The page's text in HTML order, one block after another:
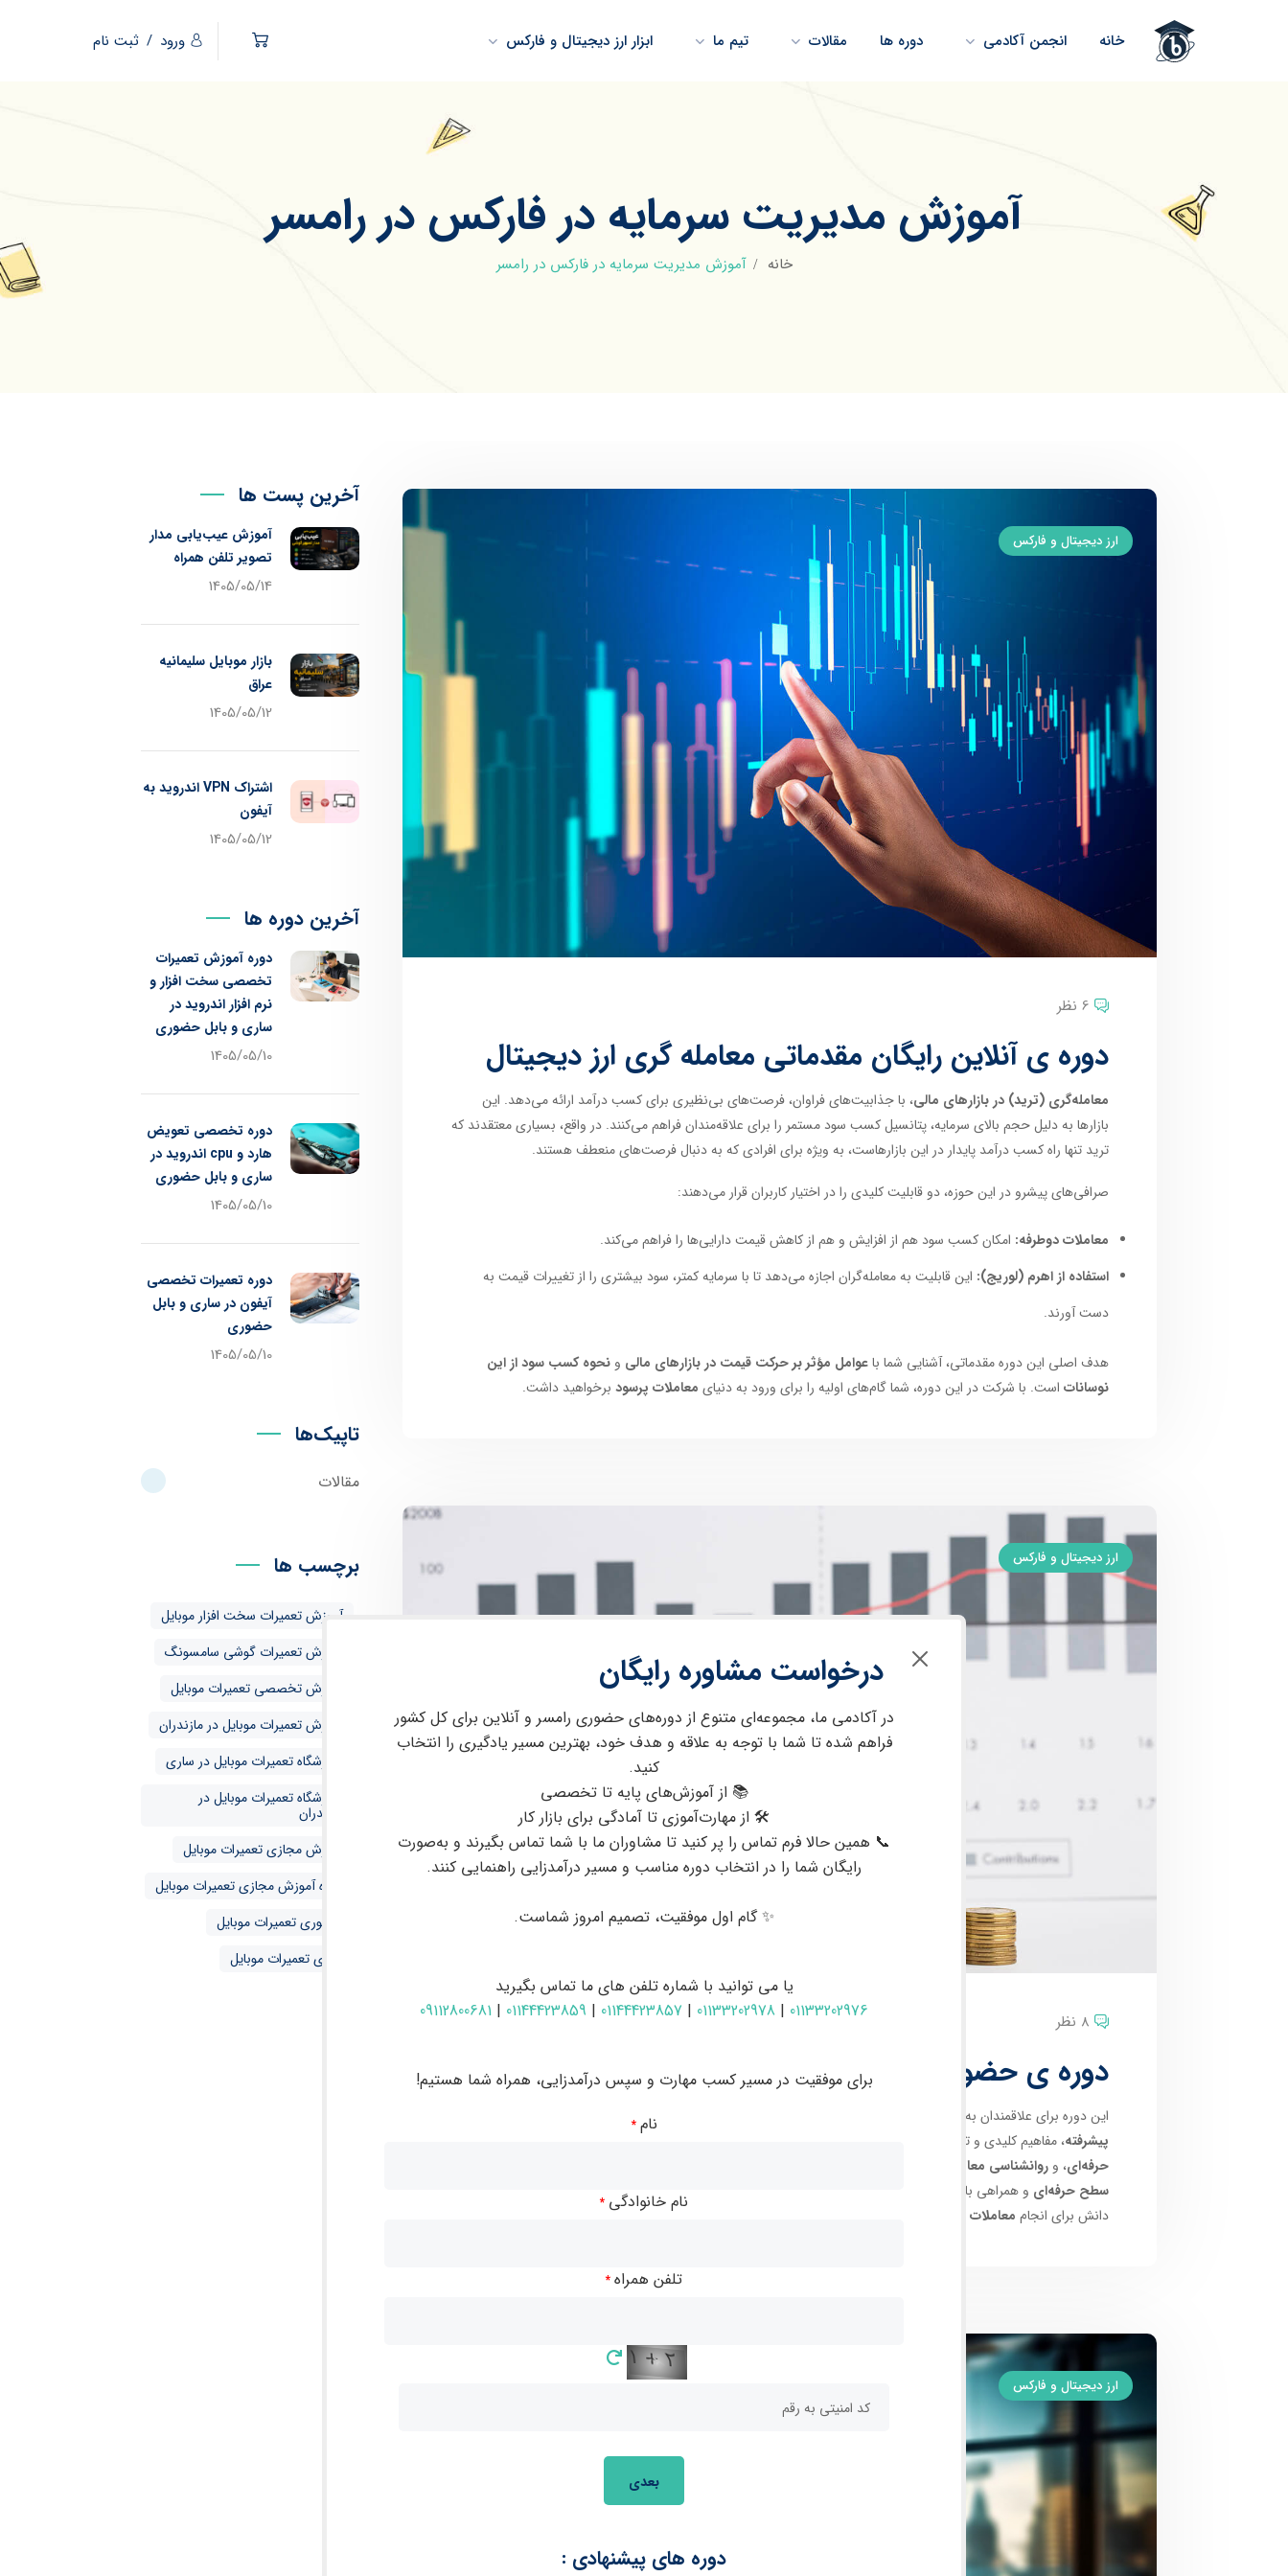
خانه انجمن آکادمی دوره ها مقالات تیم ما ابزار ارز دیجیتال و فارکس ورود / ثبت نام
آموزش مدیریت سرمایه در فارکس در رامسر
خانه آموزش مدیریت سرمایه در فارکس در رامسر
ارز دیجیتال و فارکس
6 نظر
دوره ی آنلاین رایگان مقدماتی معامله گری ارز دیجیتال
معامله‌گری (ترید) در بازارهای مالی، با جذابیت‌های فراوان، فرصت‌های بی‌نظیری برای کسب درآمد ارائه می‌دهد. این
بازارها به دلیل حجم بالای سرمایه، پتانسیل کسب سود مستمر را برای علاقه‌مندان فراهم می‌کنند. در واقع، بسیاری معتقدند که
ترید تنها راه کسب درآمد پایدار در این بازارهاست، به ویژه برای افرادی که به دنبال فرصت‌های منعطف هستند.
صرافی‌های پیشرو در این حوزه، دو قابلیت کلیدی را در اختیار کاربران قرار می‌دهند:
معاملات دوطرفه: امکان کسب سود هم از افزایش و هم از کاهش قیمت دارایی‌ها را فراهم می‌کند.
استفاده از اهرم (لوریج): این قابلیت به معامله‌گران اجازه می‌دهد تا با سرمایه کمتر، سود بیشتری را از تغییرات قیمت به
دست آورند.
هدف اصلی این دوره مقدماتی، آشنایی شما باعوامل مؤثر بر حرکت قیمت در بازارهای مالی و نحوه کسب سود از این
نوسانات است. با شرکت در این دوره، شما گام‌های اولیه را برای ورود به دنیای معاملات پرسود برخواهید داشت.
ارز دیجیتال و فارکس
8 نظر
دوره ی حضوری پیشرفته معامله گری ارز دیجیتال
این دوره برای علاقمندان به فارکس ارائه می‌شود. در این
پیشرفته، مفاهیم کلیدی و تخصصی مانند تحلیل فاندامنتال عمیق
حرفه‌ای، و روانشناسی معاملات
سطح حرفه‌ای و همراهی با برترین‌ها در این عرصه است. در این دوره، تاکید بر تسلط بر مفاهیم پیشرفته
دانش برای انجام معاملات موفقانه و سودآور است تا شما نیز به یک معامله‌گر حرفه‌ای
ارز دیجیتال و فارکس
آخرین پست ها
آموزش عیب‌یابی مدار
تصویر تلفن همراه
1405/05/14
بازار موبایل سلیمانیه
عراق
1405/05/12
اشتراک VPN اندروید به
آیفون
1405/05/12
آخرین دوره ها
دوره آموزش تعمیرات
تخصصی سخت افزار و
نرم افزار اندروید در
ساری و بابل حضوری
1405/05/10
دوره تخصصی تعویض
هارد و cpu اندروید در
ساری و بابل حضوری
1405/05/10
دوره تعمیرات تخصصی
آیفون در ساری و بابل
حضوری
1405/05/10
تاپیک‌ها
مقالات
برچسب ها
آموزش تعمیرات سخت افزار موبایل
آموزش تعمیرات گوشی سامسونگ
آموزش تخصصی تعمیرات موبایل
آموزش تعمیرات موبایل در مازندران
آموزشگاه تعمیرات موبایل در ساری
آموزشگاه تعمیرات موبایل در
مازندران
آموزش مجازی تعمیرات موبایل
دوره آموزش مجازی تعمیرات موبایل
حضوری تعمیرات موبایل
مجازی تعمیرات موبایل
درخواست مشاوره رایگان
در آکادمی ما، مجموعه‌ای متنوع از دوره‌های حضوری رامسر و آنلاین برای کل کشور
فراهم شده تا شما با توجه به علاقه و هدف خود، بهترین مسیر یادگیری را انتخاب
کنید.
📚 از آموزش‌های پایه تا تخصصی
🛠 از مهارت‌آموزی تا آمادگی برای بازار کار
📞 همین حالا فرم تماس را پر کنید تا مشاوران ما با شما تماس بگیرند و به‌صورت
رایگان شما را در انتخاب دوره مناسب و مسیر درآمدزایی راهنمایی کنند.
✨ گام اول موفقیت، تصمیم امروز شماست.
یا می توانید با شماره تلفن های ما تماس بگیرید
01133202976
|
01133202978
|
01144423857
|
01144423859
|
09112800681
برای موفقیت در مسیر کسب مهارت و سپس درآمدزایی، همراه شما هستیم!
نام *
نام خانوادگی *
تلفن همراه *
بعدی
دوره های پیشنهادی :